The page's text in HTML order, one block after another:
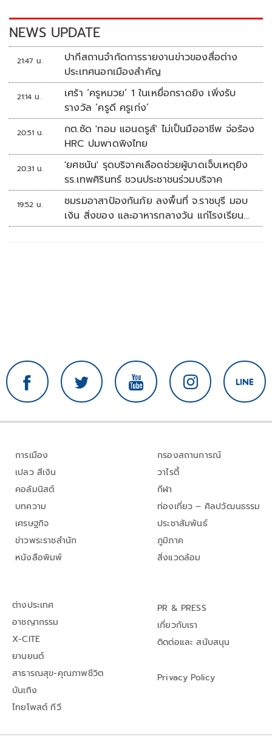
k k
NEWS UPDATE
21:47 น.
ปากีสถานจำกัดการรายงานข่าวของสื่อต่าง
ประเทศนอกเมืองสำคัญ
21:14 น.
เศร้า ‘ครูหมวย’ 1 ในเหยื่อกราดยิง เพิ่งรับ
รางวัล ‘ครูดี ครูเก่ง’
20:51 น.
กต.ซัด 'ทอม แอนดรูส์' ไม่เป็นมืออาชีพ จ่อร้อง
HRC ปมพาดพิงไทย
20:31 น.
'ยศชนัน' รุดบริจาคเลือดช่วยผู้บาดเจ็บเหตุยิง
รร.เทพศิรินทร์ ชวนประชาชนร่วมบริจาค
19:52 น.
ชมรมอาสาป้องกันภัย ลงพื้นที่ จ.ราชบุรี มอบ
เงิน สิ่งของ และอาหารกลางวัน แก่โรงเรียน
บ้านหนองน้ำใส
การเมือง
เปลว สีเงิน
คอลัมนิสต์
บทความ
เศรษฐกิจ
ข่าวพระราชสำนัก
หนังสือพิมพ์
กรองสถานการณ์
วาไรตี้
กีฬา
ท่องเที่ยว – ศิลปวัฒนธรรม
ประชาสัมพันธ์
ภูมิภาค
สิ่งแวดล้อม
ต่างประเทศ
อาชญากรรม
X-CITE
ยานยนต์
สาธารณสุข-คุณภาพชีวิต
บันเทิง
ไทยโพสต์ ทีวี
PR & PRESS
เกี่ยวกับเรา
ติดต่อและ สนับสนุน
Privacy Policy